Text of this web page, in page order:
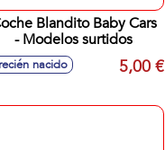
Blandito Baby Cars
- Modelos surtidos
recién nacido 5,00 €